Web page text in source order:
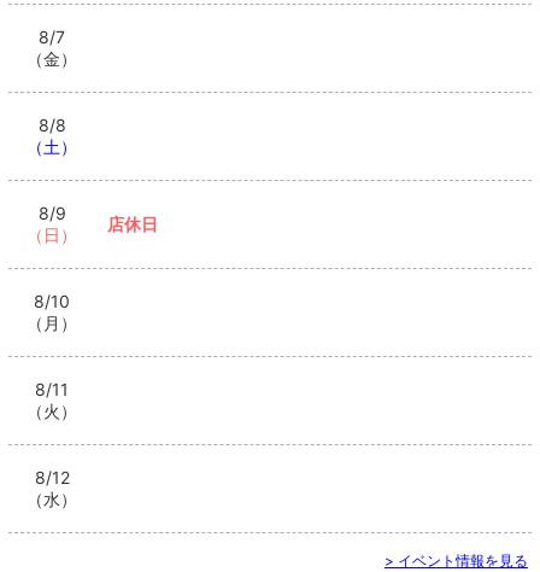
8/7
（金）
8/8
（土）
8/9
（日）
店休日
8/10
（月）
8/11
（火）
8/12
（水）
> イベント情報を見る